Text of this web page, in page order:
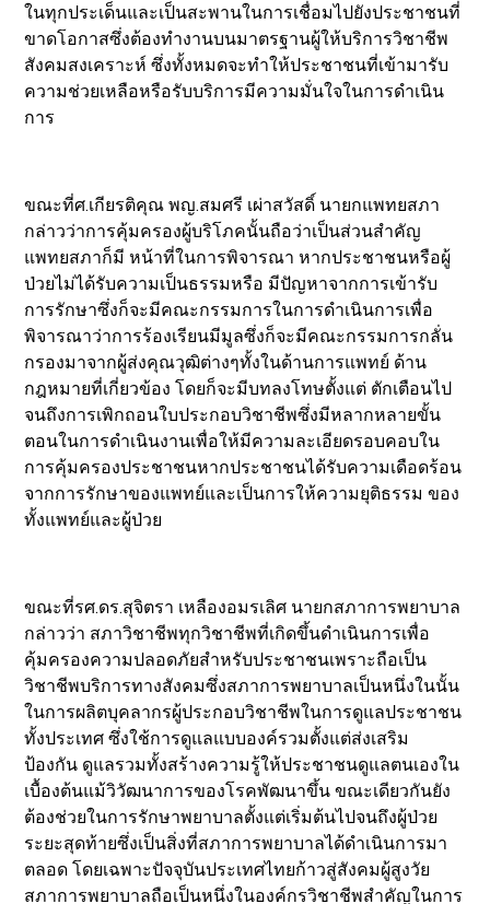
ในทุกประเด็นและเป็นสะพานในการเชื่อมไปยังประชาชนที่
ขาดโอกาสซึ่งต้องทำงานบนมาตรฐานผู้ให้บริการวิชาชีพ
สังคมสงเคราะห์ ซึ่งทั้งหมดจะทำให้ประชาชนที่เข้ามารับ
ความช่วยเหลือหรือรับบริการมีความมั่นใจในการดำเนิน
การ
ขณะที่ศ.เกียรติคุณ พญ.สมศรี เผ่าสวัสดิ์ นายกแพทยสภา
กล่าวว่าการคุ้มครองผู้บริโภคนั้นถือว่าเป็นส่วนสำคัญ
แพทยสภาก็มี หน้าที่ในการพิจารณา หากประชาชนหรือผู้
ป่วยไม่ได้รับความเป็นธรรมหรือ มีปัญหาจากการเข้ารับ
การรักษาซึ่งก็จะมีคณะกรรมการในการดำเนินการเพื่อ
พิจารณาว่าการร้องเรียนมีมูลซึ่งก็จะมีคณะกรรมการกลั่น
กรองมาจากผู้ส่งคุณวุฒิต่างๆทั้งในด้านการแพทย์ ด้าน
กฎหมายที่เกี่ยวข้อง โดยก็จะมีบทลงโทษตั้งแต่ ตักเตือนไป
จนถึงการเพิกถอนใบประกอบวิชาชีพซึ่งมีหลากหลายขั้น
ตอนในการดำเนินงานเพื่อให้มีความละเอียดรอบคอบใน
การคุ้มครองประชาชนหากประชาชนได้รับความเดือดร้อน
จากการรักษาของแพทย์และเป็นการให้ความยุติธรรม ของ
ทั้งแพทย์และผู้ป่วย
ขณะที่รศ.ดร.สุจิตรา เหลืองอมรเลิศ นายกสภาการพยาบาล
กล่าวว่า สภาวิชาชีพทุกวิชาชีพที่เกิดขึ้นดำเนินการเพื่อ
คุ้มครองความปลอดภัยสำหรับประชาชนเพราะถือเป็น
วิชาชีพบริการทางสังคมซึ่งสภาการพยาบาลเป็นหนึ่งในนั้น
ในการผลิตบุคลากรผู้ประกอบวิชาชีพในการดูแลประชาชน
ทั้งประเทศ ซึ่งใช้การดูแลแบบองค์รวมตั้งแต่ส่งเสริม
ป้องกัน ดูแลรวมทั้งสร้างความรู้ให้ประชาชนดูแลตนเองใน
เบื้องต้นแม้วิวัฒนาการของโรคพัฒนาขึ้น ขณะเดียวกันยัง
ต้องช่วยในการรักษาพยาบาลตั้งแต่เริ่มต้นไปจนถึงผู้ป่วย
ระยะสุดท้ายซึ่งเป็นสิ่งที่สภาการพยาบาลได้ดำเนินการมา
ตลอด โดยเฉพาะปัจจุบันประเทศไทยก้าวสู่สังคมผู้สูงวัย
สภาการพยาบาลถือเป็นหนึ่งในองค์กรวิชาชีพสำคัญในการ